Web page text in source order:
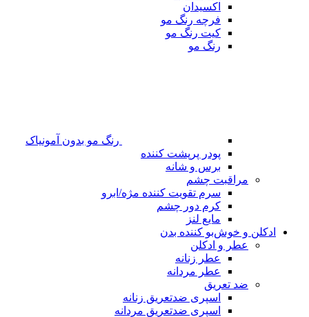
اکسیدان
فرچه رنگ مو
کیت رنگ مو
رنگ مو
رنگ مو بدون آمونیاک
پودر پرپشت کننده
برس و شانه
مراقبت چشم
سرم تقویت کننده مژه/ابرو
کرم دور چشم
مایع لنز
ادکلن و خوش‌بو کننده بدن
عطر و ادکلن
عطر زنانه
عطر مردانه
ضد تعریق
اسپری ضدتعریق زنانه
اسپری ضدتعریق مردانه